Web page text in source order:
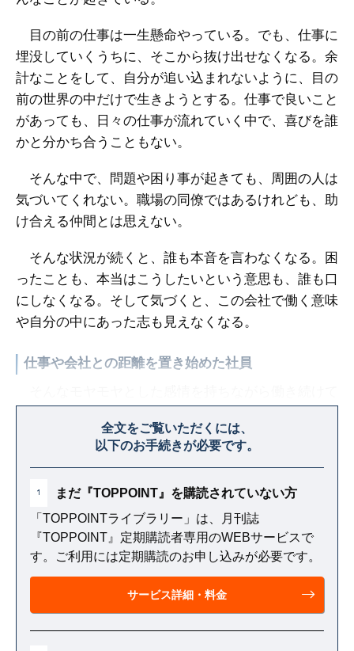
目の前の仕事は一生懸命やっている。でも、仕事に
埋没していくうちに、そこから抜け出せなくなる。余
計なことをして、自分が追い込まれないように、目の
前の世界の中だけで生きようとする。仕事で良いこと
があっても、日々の仕事が流れていく中で、喜びを誰
かと分かち合うこともない。
そんな中で、問題や困り事が起きても、周囲の人は
気づいてくれない。職場の同僚ではあるけれども、助
け合える仲間とは思えない。
そんな状況が続くと、誰も本音を言わなくなる。困
ったことも、本当はこうしたいという意思も、誰も口
にしなくなる。そして気づくと、この会社で働く意味
や自分の中にあった志も見えなくなる。
仕事や会社との距離を置き始めた社員
きた。それがコロナ禍である。
全文をご覧いただくには、
以下のお手続きが必要です。
1
まだ『TOPPOINT』を購読されていない方
「TOPPOINTライブラリー」は、月刊誌
『TOPPOINT』定期購読者専用のWEBサービスで
す。ご利用には定期購読のお申し込みが必要です。
サービス詳細・料金